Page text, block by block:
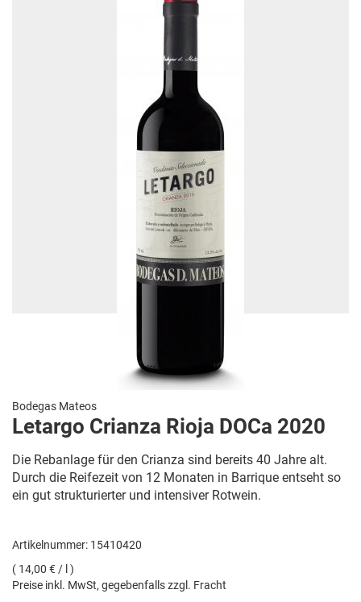
Bodegas Mateos
Letargo Crianza Rioja DOCa 2020
Die Rebanlage für den Crianza sind bereits 40 Jahre alt.
Durch die Reifezeit von 12 Monaten in Barrique entseht so
ein gut strukturierter und intensiver Rotwein.
Artikelnummer: 15410420
( 14,00 € / l )
Preise inkl. MwSt, gegebenfalls zzgl. Fracht